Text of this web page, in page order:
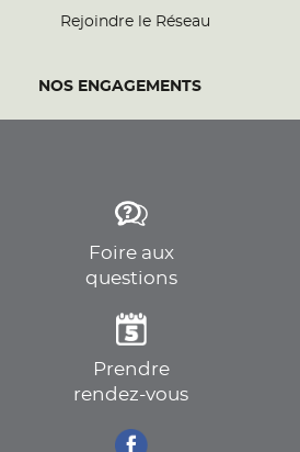
Rejoindre le Réseau
NOS ENGAGEMENTS
Foire aux
questions
Prendre
rendez-vous